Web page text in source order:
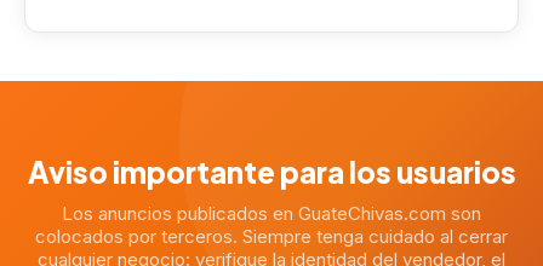
Aviso importante para los usuarios
Los anuncios publicados en GuateChivas.com son
colocados por terceros. Siempre tenga cuidado al cerrar
cualquier negocio: verifique la identidad del vendedor, el